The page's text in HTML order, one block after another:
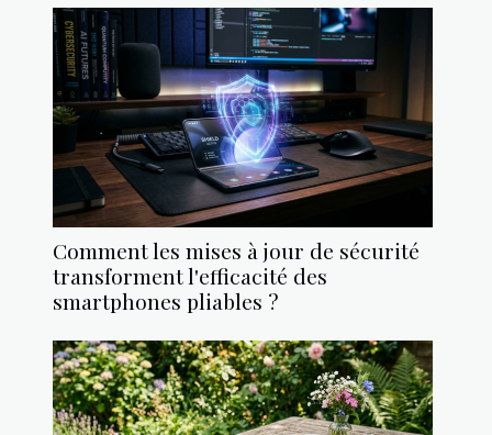
Comment les mises à jour de sécurité
transforment l'efficacité des
smartphones pliables ?